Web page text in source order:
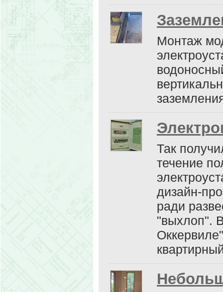
Монтаж
Так
течение
дизайн-
ради
"выхлоп".